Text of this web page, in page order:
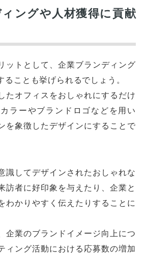
ングや人材獲得に貢献
ットとして、企業ブランディング
ことも挙げられるでしょう。
たオフィスをおしゃれにするだけ
ラーやブランドロゴなどを用い
を象徴したデザインにすることで
識してデザインされたおしゃれな
訪者に好印象を与えたり、企業と
わかりやすく伝えたりすることに
企業のブランドイメージ向上につ
ィング活動における応募数の増加